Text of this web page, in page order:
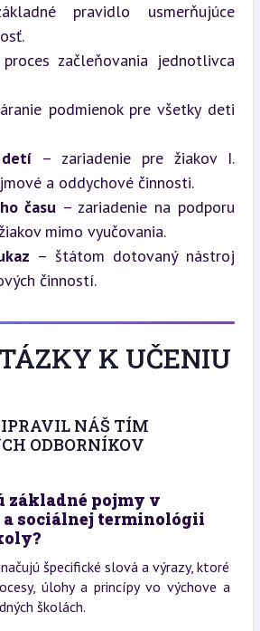
pravidlo usmerňujúce
začleňovania jednotlivca
podmienok pre všetky deti
– zariadenie pre žiakov I.
a oddychové činnosti.
času – zariadenie na podporu
mimo vyučovania.
– štátom dotovaný nástroj
činností.
K UČENIU
NÁŠ TÍM
ODBORNÍKOV
základné pojmy v
a sociálnej terminológii
špecifické slová a výrazy, ktoré
úlohy a princípy vo výchove a
školách.